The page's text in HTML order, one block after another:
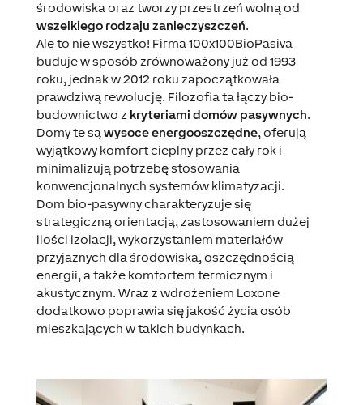
środowiska oraz tworzy przestrzeń wolną od
wszelkiego rodzaju zanieczyszczeń.
Ale to nie wszystko! Firma 100x100BioPasiva
buduje w sposób zrównoważony już od 1993
roku, jednak w 2012 roku zapoczątkowała
prawdziwą rewolucję. Filozofia ta łączy bio-
budownictwo z kryteriami domów pasywnych.
Domy te są wysoce energooszczędne, oferują
wyjątkowy komfort cieplny przez cały rok i
minimalizują potrzebę stosowania
konwencjonalnych systemów klimatyzacji.
Dom bio-pasywny charakteryzuje się
strategiczną orientacją, zastosowaniem dużej
ilości izolacji, wykorzystaniem materiałów
przyjaznych dla środowiska, oszczędnością
energii, a także komfortem termicznym i
akustycznym. Wraz z wdrożeniem Loxone
dodatkowo poprawia się jakość życia osób
mieszkających w takich budynkach.